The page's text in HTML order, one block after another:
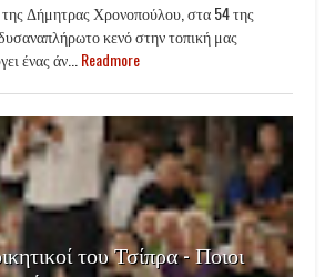
Δήμητρας Χρονοπούλου, στα 54 της
κενό στην τοπική μας
ένας άν...Readmore
του Τσίπρα - Ποιοι